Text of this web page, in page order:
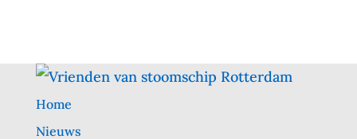
Home
Nieuws